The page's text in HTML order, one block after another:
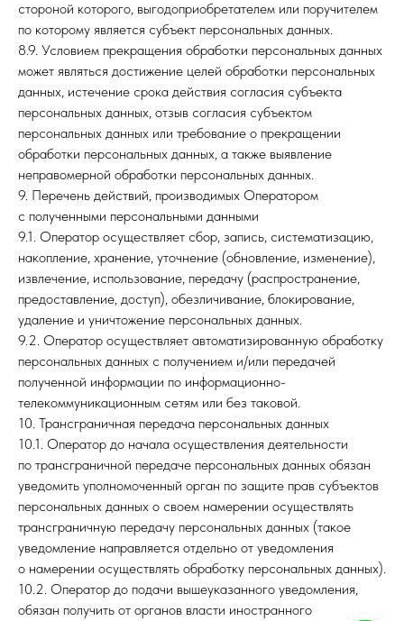
стороной которого, выгодоприобретателем или поручителем
по которому является субъект персональных данных.
8.9. Условием прекращения обработки персональных данных
может являться достижение целей обработки персональных
данных, истечение срока действия согласия субъекта
персональных данных, отзыв согласия субъектом
персональных данных или требование о прекращении
обработки персональных данных, а также выявление
неправомерной обработки персональных данных.
9. Перечень действий, производимых Оператором
с полученными персональными данными
9.1. Оператор осуществляет сбор, запись, систематизацию,
накопление, хранение, уточнение (обновление, изменение),
извлечение, использование, передачу (распространение,
предоставление, доступ), обезличивание, блокирование,
удаление и уничтожение персональных данных.
9.2. Оператор осуществляет автоматизированную обработку
персональных данных с получением и/или передачей
полученной информации по информационно-
телекоммуникационным сетям или без таковой.
10. Трансграничная передача персональных данных
10.1. Оператор до начала осуществления деятельности
по трансграничной передаче персональных данных обязан
уведомить уполномоченный орган по защите прав субъектов
персональных данных о своем намерении осуществлять
трансграничную передачу персональных данных (такое
уведомление направляется отдельно от уведомления
о намерении осуществлять обработку персональных данных).
10.2. Оператор до подачи вышеуказанного уведомления,
обязан получить от органов власти иностранного